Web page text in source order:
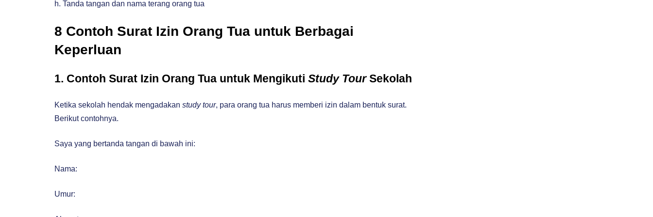
h. Tanda tangan dan nama terang orang tua
8 Contoh Surat Izin Orang Tua untuk Berbagai
Keperluan
1. Contoh Surat Izin Orang Tua untuk Mengikuti Study TourSekolah
Ketika sekolah hendak mengadakan study tour, para orang tua harus memberi izin dalam bentuk surat.
Berikut contohnya.
Saya yang bertanda tangan di bawah ini:
Nama:
Umur: